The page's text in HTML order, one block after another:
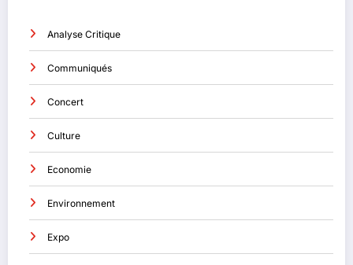
Analyse Critique
Communiqués
Concert
Culture
Economie
Environnement
Expo